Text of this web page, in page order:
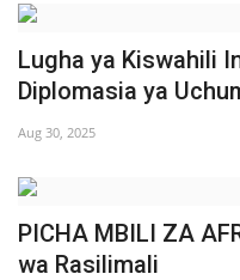
Language
English Swahili
French
Lugha ya Kiswahili
Diplomasia ya
Aug 30, 2025
PICHA MBILI ZA
wa Rasilimali